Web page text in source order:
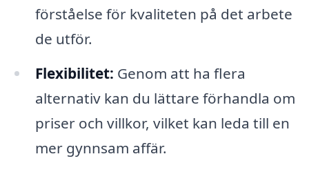
förståelse för kvaliteten på det arbete
de utför.
Flexibilitet: Genom att ha flera
alternativ kan du lättare förhandla om
priser och villkor, vilket kan leda till en
mer gynnsam affär.